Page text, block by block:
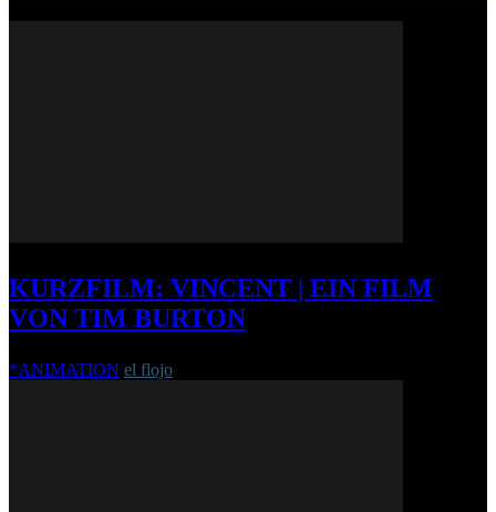
KURZFILM: VINCENT | EIN FILM
VON TIM BURTON
*ANIMATION el flojo